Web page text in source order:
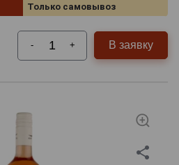
Только самовывоз
- + В заявку